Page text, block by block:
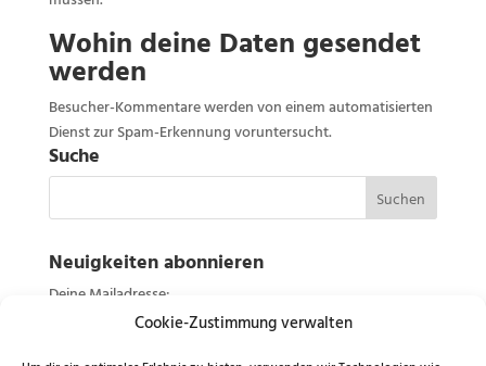
Cookie-Zustimmung verwalten
Wohin deine Daten gesendet
werden
Besucher-Kommentare werden von einem automatisierten
Dienst zur Spam-Erkennung voruntersucht.
Suche
Neuigkeiten abonnieren
Deine Mailadresse: